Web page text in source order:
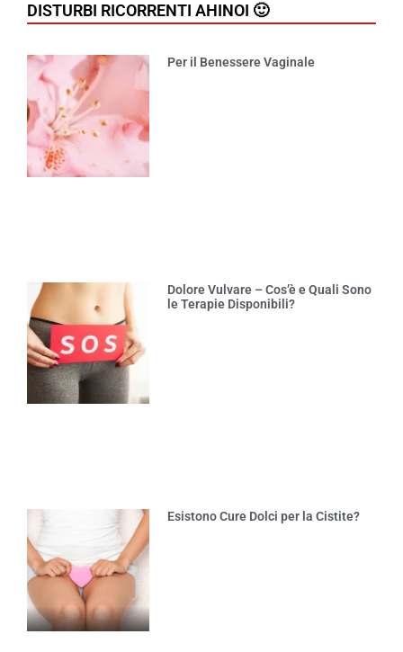
DISTURBI RICORRENTI AHINOI 🙂
Per il Benessere Vaginale
Dolore Vulvare – Cos’è e Quali Sono
le Terapie Disponibili?
Esistono Cure Dolci per la Cistite?